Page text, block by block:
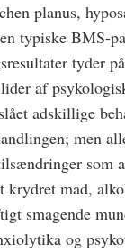
planus,
typiske BMS­-
tyder
af
adskillige
men
som
krydret mad,
smagende
og